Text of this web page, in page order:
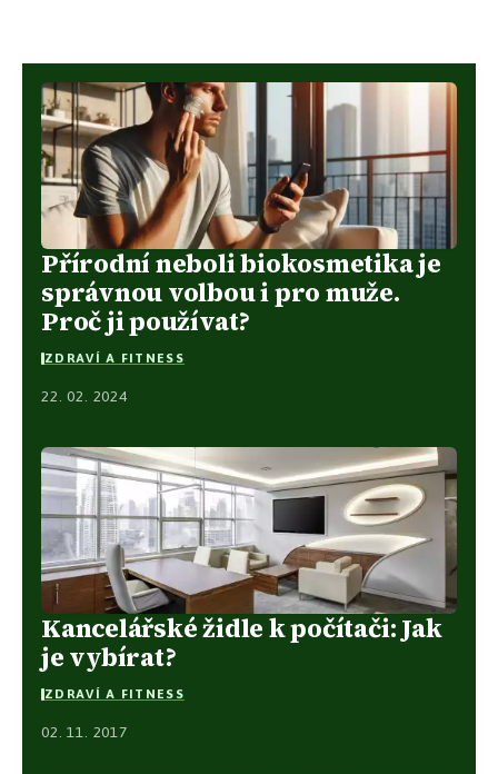
Přírodní neboli biokosmetika je
správnou volbou i pro muže.
Proč ji používat?
ZDRAVÍ A FITNESS
22. 02. 2024
Kancelářské židle k počítači: Jak
je vybírat?
ZDRAVÍ A FITNESS
02. 11. 2017